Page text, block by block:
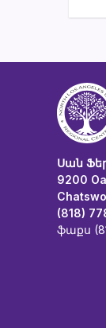
Սան
9200
(818)
ֆաքս